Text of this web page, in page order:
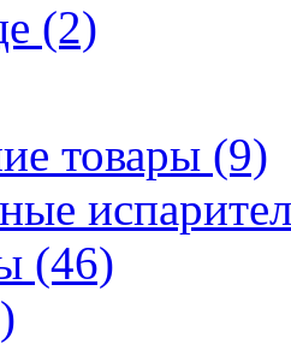
(2)
товары (9)
(46)